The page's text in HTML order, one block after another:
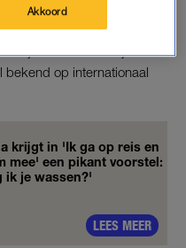
“Het punt is dat ik het
bekend op internationaal
krijgt in 'Ik ga op reis en
mee' een pikant voorstel:
ik je wassen?'
LEES MEER
Akkoord